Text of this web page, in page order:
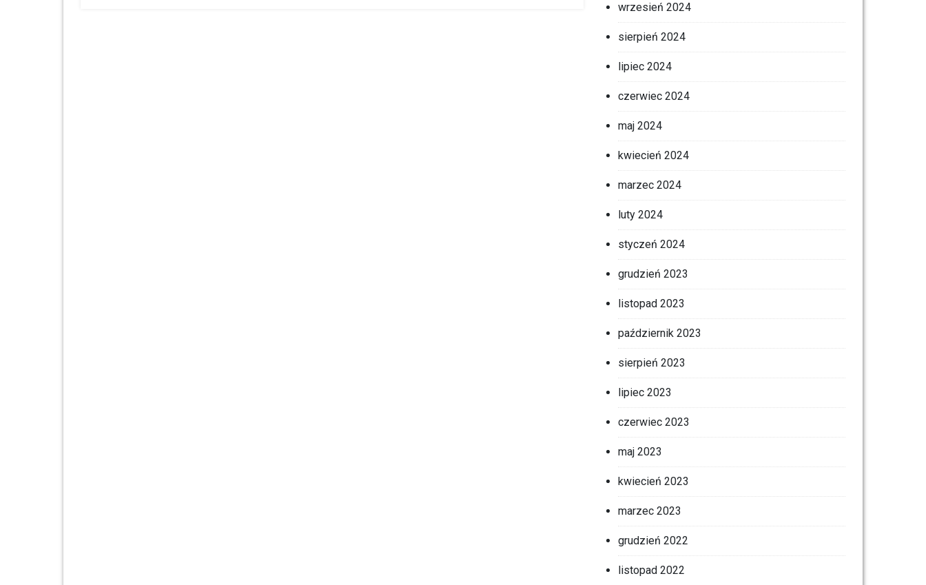
wrzesień 2024
sierpień 2024
lipiec 2024
czerwiec 2024
maj 2024
kwiecień 2024
marzec 2024
luty 2024
styczeń 2024
grudzień 2023
listopad 2023
październik 2023
sierpień 2023
lipiec 2023
czerwiec 2023
maj 2023
kwiecień 2023
marzec 2023
grudzień 2022
listopad 2022